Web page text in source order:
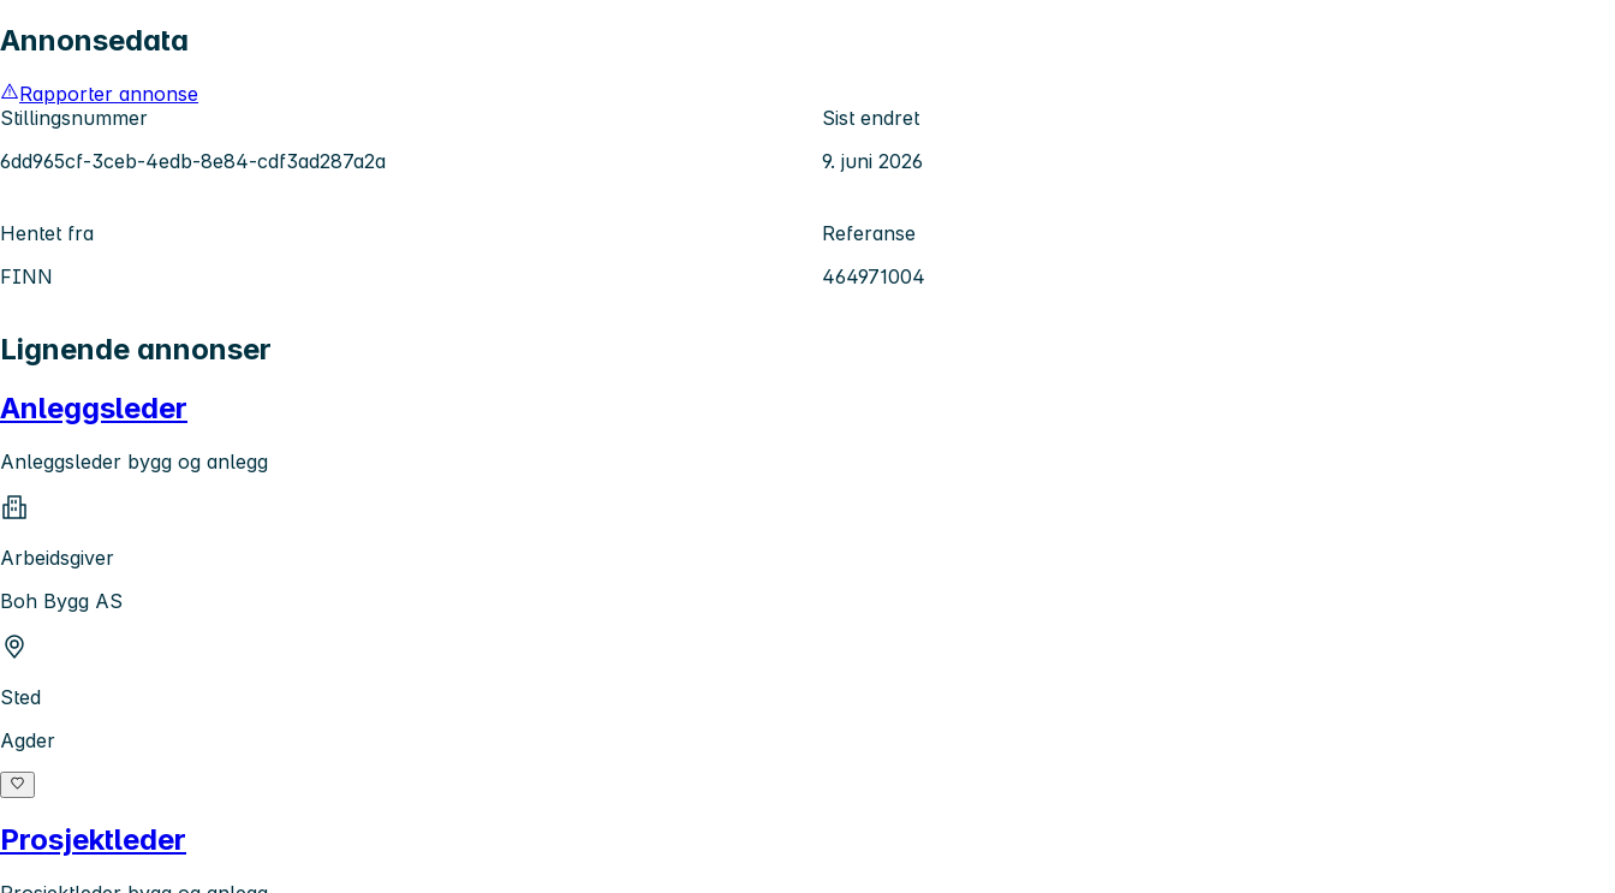
Annonsedata
Rapporter annonse
Stillingsnummer
6dd965cf-3ceb-4edb-8e84-cdf3ad287a2a
Sist endret
9. juni 2026
Hentet fra
FINN
Referanse
464971004
Lignende annonser
Anleggsleder
Anleggsleder bygg og anlegg
Arbeidsgiver
Boh Bygg AS
Sted
Agder
Prosjektleder